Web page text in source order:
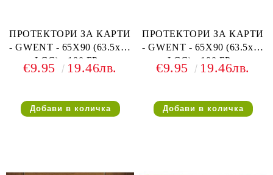
ПРОТЕКТОРИ ЗА КАРТИ
- GWENT - 65X90 (63.5x88
LCG) - 100 БР. -
NILFGAARD FACTION
€9.95 19.46лв.
ПРОТЕКТОРИ ЗА КАРТИ
- GWENT - 65X90 (63.5x88
LCG) - 100 БР. -
MONSTERS FACTION
€9.95 19.46лв.